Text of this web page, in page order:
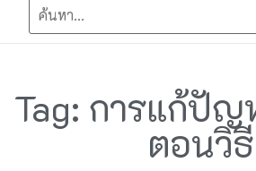
Tag: การแก้ปัญ
ตอนวิธี